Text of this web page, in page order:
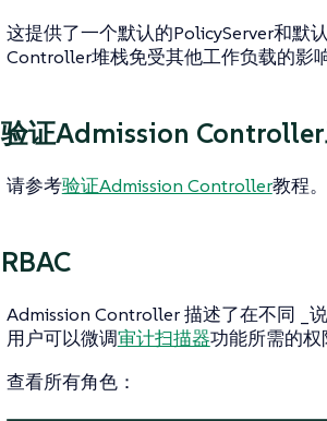
这提供了一个默认的PolicyServer和默
Controller堆栈免受其他工作负载的影响
验证Admission
请参考验证Admission Controller教程。
RBAC
Admission Controller 描述了在不同 _说
用户可以微调审计扫描器功能所需的权
查看所有角色：